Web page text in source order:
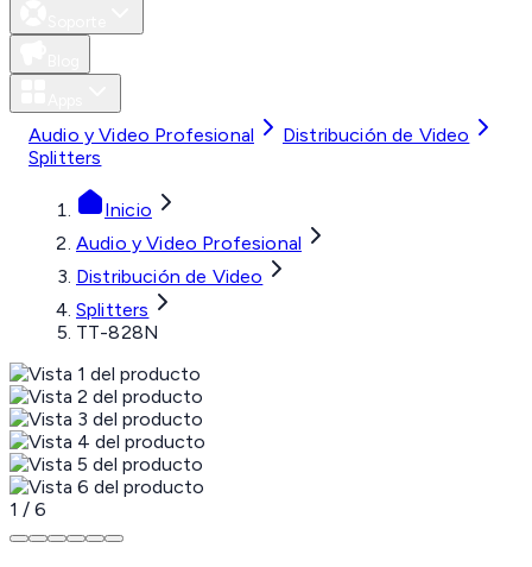
Audio y Video Profesional
Distribución de Video
Splitters
Inicio
Audio y Video Profesional
Distribución de Video
Splitters
TT-828N
1 / 6